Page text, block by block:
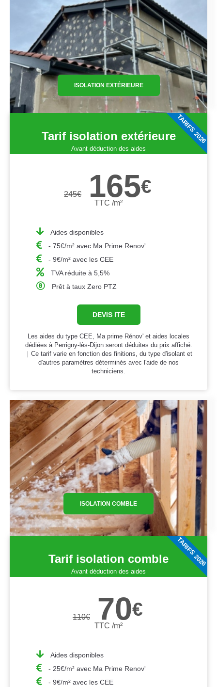
ISOLATION EXTÉRIEURE
Tarif isolation extérieure
Avant déduction des aides
245€ 165€
TTC /m²
Aides disponibles
- 75€/m² avec Ma Prime Renov'
- 9€/m² avec les CEE
TVA réduite à 5,5%
Prêt à taux Zero PTZ
DEVIS ITE
Les aides du type CEE, Ma prime Rénov' et aides locales
dédiées à Perrigny-lès-Dijon seront déduites du prix affiché.
｜Ce tarif varie en fonction des finitions, du type d'isolant et
d'autres paramètres déterminés avec l'aide de nos
techniciens.
TARIFS 2026
ISOLATION COMBLE
Tarif isolation comble
Avant déduction des aides
110€ 70€
TTC /m²
Aides disponibles
- 25€/m² avec Ma Prime Renov'
- 9€/m² avec les CEE
TARIFS 2026